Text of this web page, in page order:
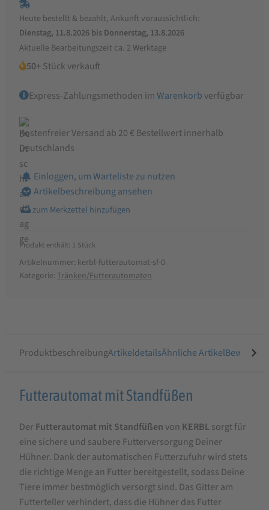
Standfüßen
Menge
Heute bestellt & bezahlt, Ankunft voraussichtlich:
Dienstag, 11.8.2026 bis Donnerstag, 13.8.2026
Aktuelle Bearbeitungszeit ca. 2 Werktage
50+Stück verkauft
Express-Zahlungsmethoden imWarenkorb verfügbar
Kostenfreier Versand ab 20 € Bestellwert innerhalb
Deutschlands
Einloggen, um Warteliste zu nutzen
Artikelbeschreibung ansehen
Produkt enthält: 1 Stück
Artikelnummer: kerbl-futterautomat-sf-0
Kategorie: Tränken/Futterautomaten
ProduktbeschreibungArtikeldetailsÄhnliche Artikel
Produktbeschreibung
KERBL
Futterautomat
mit
Standfüßen
Futterautomat mit Standfüßen
Der Futterautomat mit Standfüßen von KERBLsorgt für
eine sichere und saubere Futterversorgung Deiner
Hühner. Dank der automatischen Futterzufuhr wird stets
die richtige Menge an Futter bereitgestellt, sodass Deine
Tiere immer bestmöglich versorgt sind. Das Gitter am
Futterteller verhindert, dass die Hühner das Futter